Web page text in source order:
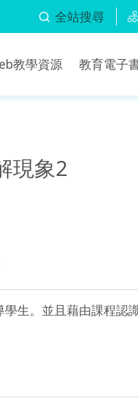
全站搜尋
教學資源 教育電子
現象2
生。並且藉由課程認